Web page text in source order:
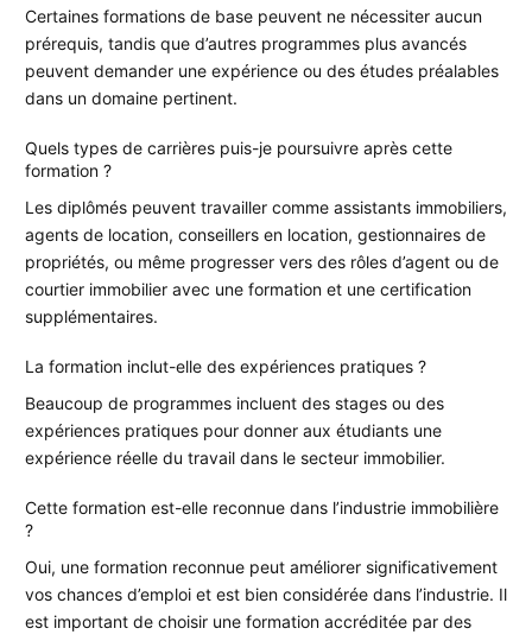
Certaines formations de base peuvent ne nécessiter aucun
prérequis, tandis que d’autres programmes plus avancés
peuvent demander une expérience ou des études préalables
dans un domaine pertinent.
Quels types de carrières puis-je poursuivre après cette
formation ?
Les diplômés peuvent travailler comme assistants immobiliers,
agents de location, conseillers en location, gestionnaires de
propriétés, ou même progresser vers des rôles d’agent ou de
courtier immobilier avec une formation et une certification
supplémentaires.
La formation inclut-elle des expériences pratiques ?
Beaucoup de programmes incluent des stages ou des
expériences pratiques pour donner aux étudiants une
expérience réelle du travail dans le secteur immobilier.
Cette formation est-elle reconnue dans l’industrie immobilière
?
Oui, une formation reconnue peut améliorer significativement
vos chances d’emploi et est bien considérée dans l’industrie. Il
est important de choisir une formation accréditée par des